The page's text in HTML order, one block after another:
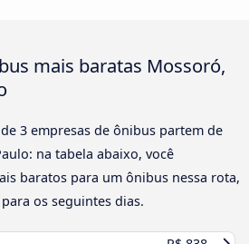
mais baratas Mossoró,
3 empresas de ônibus partem de
na tabela abaixo, você
baratos para um ônibus nessa rota,
os seguintes dias.